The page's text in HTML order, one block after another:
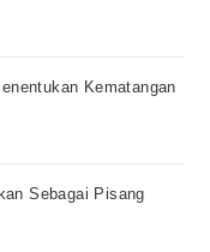
Kematangan
Sebagai Pisang